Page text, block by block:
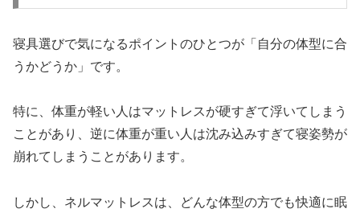
寝具選びで気になるポイントのひとつが「自分の体型に合
うかどうか」です。
特に、体重が軽い人はマットレスが硬すぎて浮いてしまう
ことがあり、逆に体重が重い人は沈み込みすぎて寝姿勢が
崩れてしまうことがあります。
しかし、ネルマットレスは、どんな体型の方でも快適に眠